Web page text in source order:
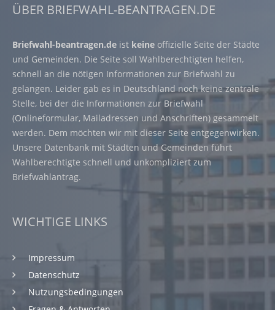
ÜBER BRIEFWAHL-BEANTRAGEN.DE
Briefwahl-beantragen.de ist keine offizielle Seite der Städte
und Gemeinden. Die Seite soll Wahlberechtigten helfen,
schnell an die nötigen Informationen zur Briefwahl zu
gelangen. Leider gab es in Deutschland noch keine zentrale
Stelle, bei der die Informationen zur Briefwahl
(Onlineformular, Mailadressen und Anschriften) gesammelt
werden. Dem möchten wir mit dieser Seite entgegenwirken.
Unsere Datenbank mit Städten und Gemeinden führt
Wahlberechtigte schnell und unkompliziert zum
Briefwahlantrag.
WICHTIGE LINKS
Impressum
Datenschutz
Nutzungsbedingungen